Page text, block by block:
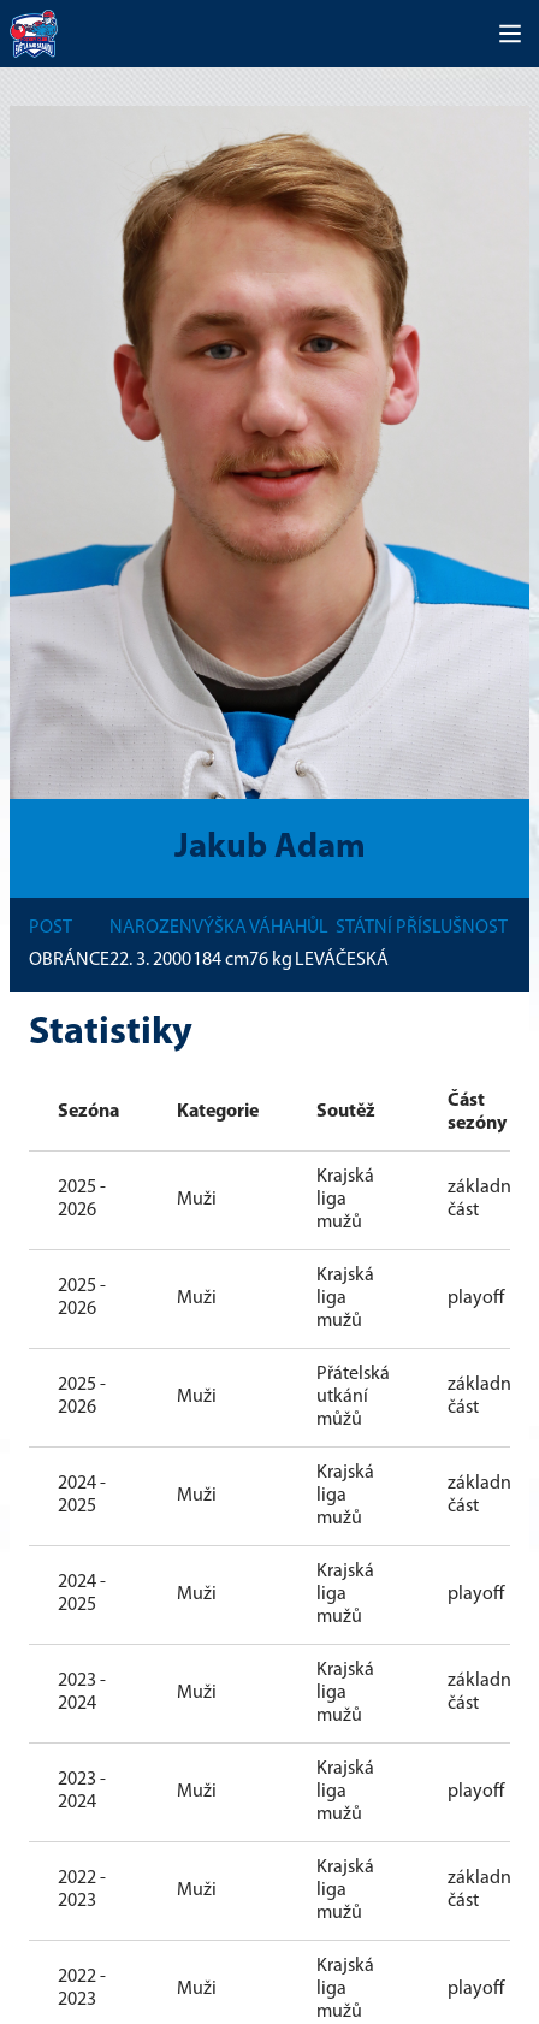
Jakub Adam
POST
OBRÁNCE
NAROZEN
22. 3. 2000
VÝŠKA
184cm
VÁHA
76 kg
HŮL
LEVÁ
STÁTNÍ PŘÍSLUŠNOST
ČESKÁ
Statistiky
Sezóna Kategorie Soutěž
Část
sezóny
2025 -
2026
Muži
Krajská
liga
mužů
základní
část
2025 -
2026
Muži
Krajská
liga
mužů
playoff
2025 -
2026
Muži
Přátelská
utkání
můžů
základní
část
2024 -
2025
Muži
Krajská
liga
mužů
základní
část
2024 -
2025
Muži
Krajská
liga
mužů
playoff
2023 -
2024
Muži
Krajská
liga
mužů
základní
část
2023 -
2024
Muži
Krajská
liga
mužů
playoff
2022 -
2023
Muži
Krajská
liga
mužů
základní
část
2022 -
2023
Muži
Krajská
liga
mužů
playoff